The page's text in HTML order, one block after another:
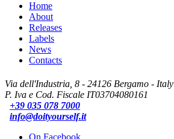
Home
About
Releases
Labels
News
Contacts
Via dell'Industria, 8 - 24126 Bergamo - Italy
P. Iva e Cod. Fiscale IT03704080161
+39 035 078 7000
info@doityourself.it
On Facebook